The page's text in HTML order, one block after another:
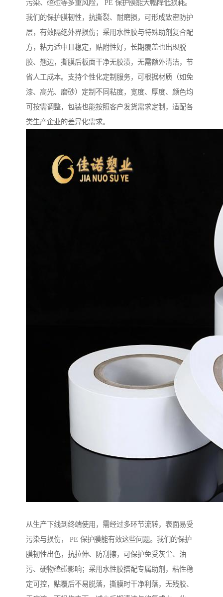
污染、磕碰等多重风险， PE 保护膜能大幅降低损耗。
我们的保护膜韧性，抗撕裂、耐磨损，可形成致密防护
层，有效隔绝外界损伤；采用水性胶与特殊助剂复合配
方，粘力适中且稳定，贴附性好，长期覆盖也出现脱
胶、翘边，撕膜后板面干净无胶渍，无需额外清洁，节
省人工成本。支持个性化定制服务，可根据材质（如免
漆、高光、磨砂）定制不同粘度，宽度、厚度、颜色均
可按需调整，包装也能按照客户发货需求定制，适配各
类生产企业的差异化需求。
从生产下线到终端使用，需经过多环节流转，表面易受
污染与损伤， PE 保护膜能有效这些问题。我们的保护
膜韧性出色，抗拉伸、防刮擦，可保护免受灰尘、油
污、硬物磕碰影响；采用水性胶搭配专属助剂，粘性稳
定可控，贴覆后不易脱落，撕膜时干净利落，无残胶、